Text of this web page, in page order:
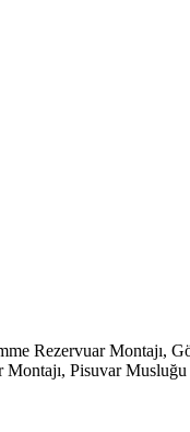
Rezervuar Montajı,
Pisuvar Musluğu